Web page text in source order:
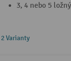
3, 4 nebo 5
2 Varianty